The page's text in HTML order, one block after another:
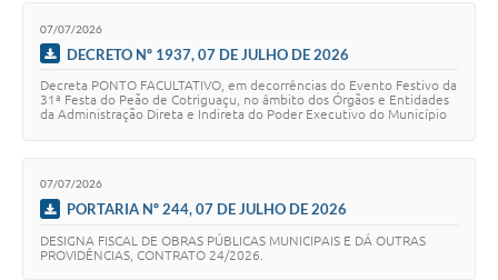
Editais
Serviços Online
Enquete
Jornal
07/07/2026
DECRETO Nº 1937, 07 DE JULHO DE 2026
Decreta PONTO FACULTATIVO, em decorrências do Evento Festivo da
31ª Festa do Peão de Cotriguaçu, no âmbito dos Órgãos e Entidades
da Administração Direta e Indireta do Poder Executivo do Município
07/07/2026
PORTARIA Nº 244, 07 DE JULHO DE 2026
DESIGNA FISCAL DE OBRAS PÚBLICAS MUNICIPAIS E DÁ OUTRAS
PROVIDÊNCIAS, CONTRATO 24/2026.